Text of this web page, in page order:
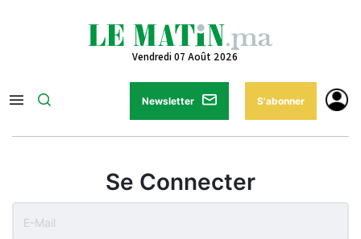
Vendredi 07 Août 2026
Newsletter S'abonner
Se Connecter